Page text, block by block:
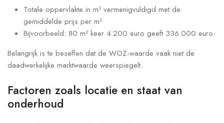
Totale oppervlakte in m² vermenigvuldigd met de
gemiddelde prijs per m²
Bijvoorbeeld: 80 m² keer 4.200 euro geeft 336.000 euro
Belangrijk is te beseffen dat de WOZ-waarde vaak niet de
daadwerkelijke marktwaarde weerspiegelt.
Factoren zoals locatie en staat van
onderhoud